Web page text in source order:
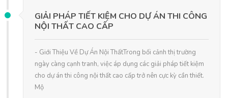
GIẢI PHÁP TIẾT KIỆM CHO DỰ ÁN THI CÔNG
NỘI THẤT CAO CẤP
- Giới Thiệu Về Dự Án Nội ThấtTrong bối cảnh thị trường
ngày càng cạnh tranh, việc áp dụng các giải pháp tiết kiệm
cho dự án thi công nội thất cao cấp trở nên cực kỳ cần thiết.
Mộ